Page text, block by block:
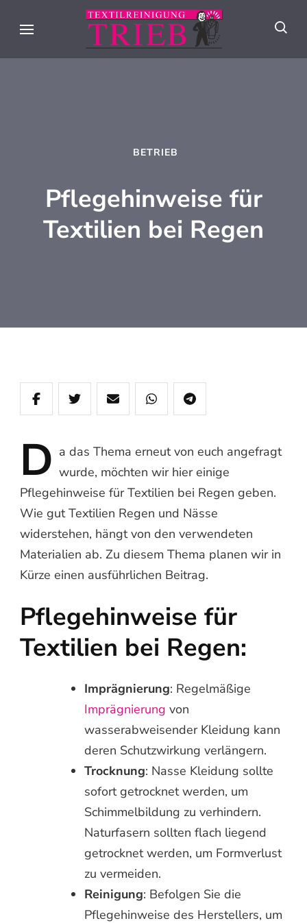
Trieb
Textilpflege seit
BETRIEB
Pflegehinweise für
Textilien bei Regen
D a das Thema erneut von euch angefragt
wurde, möchten wir hier einige
Pflegehinweise für Textilien bei Regen geben.
Wie gut Textilien Regen und Nässe
widerstehen, hängt von den verwendeten
Materialien ab. Zu diesem Thema planen wir in
Kürze einen ausführlichen Beitrag.
Pflegehinweise für
Textilien bei Regen:
Imprägnierung: Regelmäßige
Imprägnierung von
wasserabweisender Kleidung kann
deren Schutzwirkung verlängern.
Trocknung: Nasse Kleidung sollte
sofort getrocknet werden, um
Schimmelbildung zu verhindern.
Naturfasern sollten flach liegend
getrocknet werden, um Formverlust
zu vermeiden.
Reinigung: Befolgen Sie die
Pflegehinweise des Herstellers, um